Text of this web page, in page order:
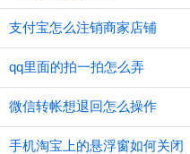
支付宝怎么注销商家店铺
qq里面的拍一拍怎么弄
微信转帐想退回怎么操作
手机淘宝上的悬浮窗如何关闭